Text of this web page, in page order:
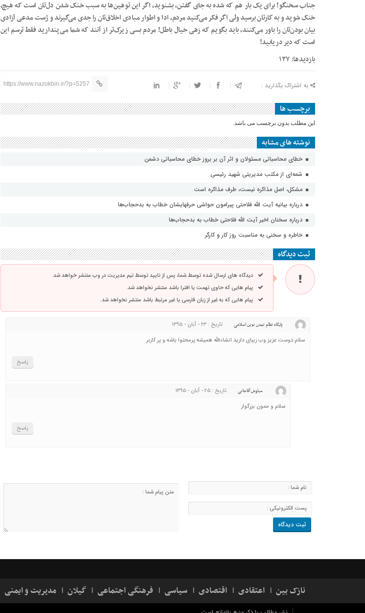
جناب سخنگو! برای یک بار هم که شده به جای گفتن، بشنوید، اگر این توهین‌ها به سبب خنک شدن دل‌تان است که هیچ،
خنک شوید و به کارتان برسید ولی اگر فکر می‌کنید مردم، ادا و اطوار مبادی اخلاق‌تان را جدی می‌گیرند و ژست مدعی آزادی
بیان بودن‌تان را باور می‌کنند، باید بگویم که زهی خیال باطل! مردم بسی زیرک‌تر از آنند که شما می‌پندارید فقط ترسم این
است که دیر دریابید!
بازدیدها: ۱۳۷
به اشتراک بگذارید : https://www.nazokbin.ir/?p=5257
برچسب ها
این مطلب بدون برچسب می باشد.
نوشته های مشابه
خطای محاسباتی مسئولان و اثر آن بر بروز خطای محاسباتی دشمن
شمه‌ای از مکتب مدیریتی شهید رئیسی
مشکل، اصل مذاکره نیست، طرف مذاکره است
درباره بیانیه آیت الله فلاحتی پیرامون حواشی حرفهایشان خطاب به بدحجاب‌ها
درباره سخنان اخیر آیت الله فلاحتی خطاب به بدحجاب‌ها
خاطره و سخنی به مناسبت روز کار و کارگر
ثبت دیدگاه
دیدگاه های ارسال شده توسط شما، پس از تایید توسط تیم مدیریت در وب منتشر خواهد شد.
پیام هایی که حاوی تهمت یا افترا باشد منتشر نخواهد شد.
پیام هایی که به غیر از زبان فارسی یا غیر مرتبط باشد منتشر نخواهد شد.
پایگاه نظام تمدن نوین اسلامی
تاریخ : ۲۳ - آبان - ۱۳۹۵
سلام دوست عزیز وب زیبای دارید انشاءالله همیشه پرمحتوا باشه و پر کاربر
پاسخ
سیاوش آقاجانی
تاریخ : ۲۵ - آبان - ۱۳۹۵
سلام و ممون بزرگوار
پاسخ
نازک بین اعتقادی اقتصادی سیاسی فرهنگی اجتماعی گیلان مدیریت و ایمنی